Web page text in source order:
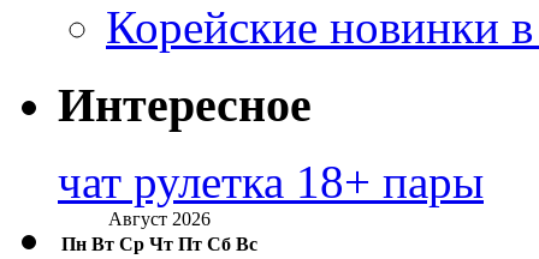
Корейские новинки
Интересное
чат рулетка 18+ пары
Август 2026
Пн Вт Ср Чт Пт Сб Вс